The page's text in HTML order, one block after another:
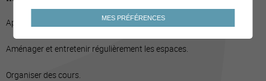
Apporter un soutien financier.
Aménager et entretenir régulièrement les espaces.
Organiser des cours.
MES PRÉFÉRENCES